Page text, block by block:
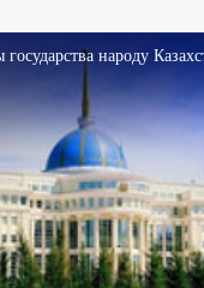
народу